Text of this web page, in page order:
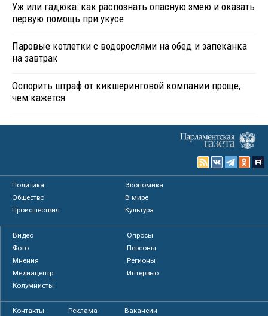
Уж или гадюка: как распознать опасную змею и оказать
первую помощь при укусе
Паровые котлетки с водорослями на обед и запеканка
на завтрак
Оспорить штраф от кикшеринговой компании проще,
чем кажется
Политика
Экономика
Общество
В мире
Происшествия
Культура
Видео
Опросы
Фото
Персоны
Мнения
Регионы
Медиацентр
Интервью
Колумнисты
Контакты Реклама Вакансии